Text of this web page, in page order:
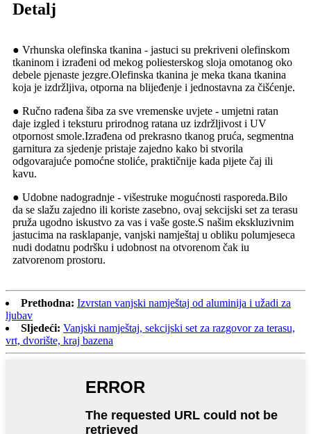
Detalj
● Vrhunska olefinska tkanina - jastuci su prekriveni olefinskom
tkaninom i izrađeni od mekog poliesterskog sloja omotanog oko
debele pjenaste jezgre.Olefinska tkanina je meka tkana tkanina
koja je izdržljiva, otporna na blijeđenje i jednostavna za čišćenje.
● Ručno rađena šiba za sve vremenske uvjete - umjetni ratan
daje izgled i teksturu prirodnog ratana uz izdržljivost i UV
otpornost smole.Izrađena od prekrasno tkanog pruća, segmentna
garnitura za sjedenje pristaje zajedno kako bi stvorila
odgovarajuće pomoćne stoliće, praktičnije kada pijete čaj ili
kavu.
● Udobne nadogradnje - višestruke mogućnosti rasporeda.Bilo
da se slažu zajedno ili koriste zasebno, ovaj sekcijski set za terasu
pruža ugodno iskustvo za vas i vaše goste.S našim ekskluzivnim
jastucima na rasklapanje, vanjski namještaj u obliku polumjeseca
nudi dodatnu podršku i udobnost na otvorenom čak iu
zatvorenom prostoru.
Prethodna: Izvrstan vanjski namještaj od aluminija i užadi za
ljubav
Sljedeći: Vanjski namještaj, sekcijski set za razgovor za terasu,
vrt, dvorište, kraj bazena